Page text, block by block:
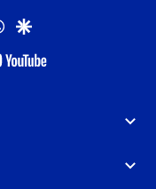
whatsapp
google
youtube-